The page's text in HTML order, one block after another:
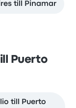
till Pinamar
Puerto
till Puerto